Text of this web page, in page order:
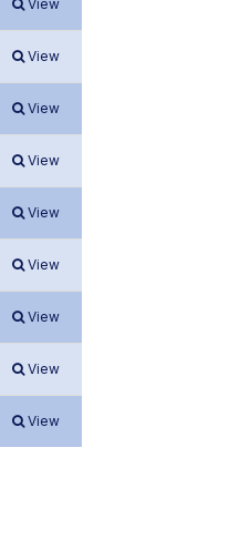
View
View
View
View
View
View
View
View
View